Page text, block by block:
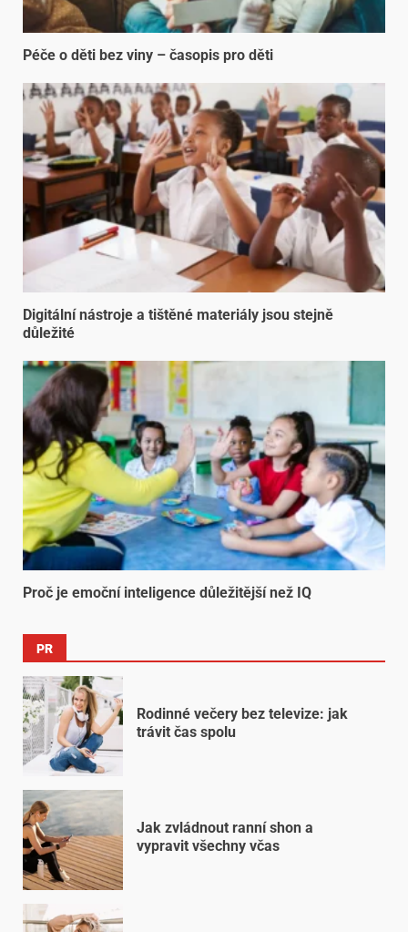
Péče o děti bez viny – časopis pro děti
Digitální nástroje a tištěné materiály jsou stejně
důležité
Proč je emoční inteligence důležitější než IQ
PR
Rodinné večery bez televize: jak
trávit čas spolu
Jak zvládnout ranní shon a
vypravit všechny včas